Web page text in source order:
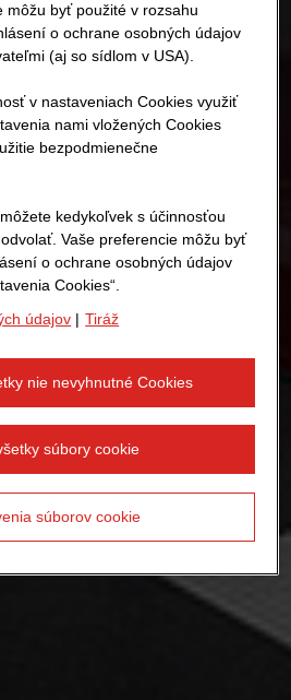
môžu byť použité v rozsahu
o ochrane osobných údajov
(aj so sídlom v USA).
v nastaveniach Cookies využiť
nami vložených Cookies
bezpodmienečne
kedykoľvek s účinnosťou
Vaše preferencie môžu byť
o ochrane osobných údajov
Cookies“.
údajov | Tiráž
nie nevyhnutné Cookies
súbory cookie
súborov cookie